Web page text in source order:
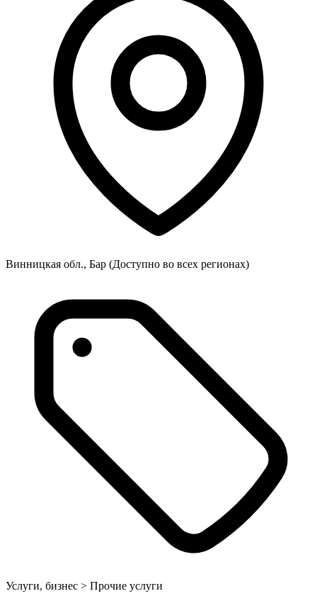
Винницкая обл., Бар (Доступно во всех регионах)
Услуги, бизнес > Прочие услуги